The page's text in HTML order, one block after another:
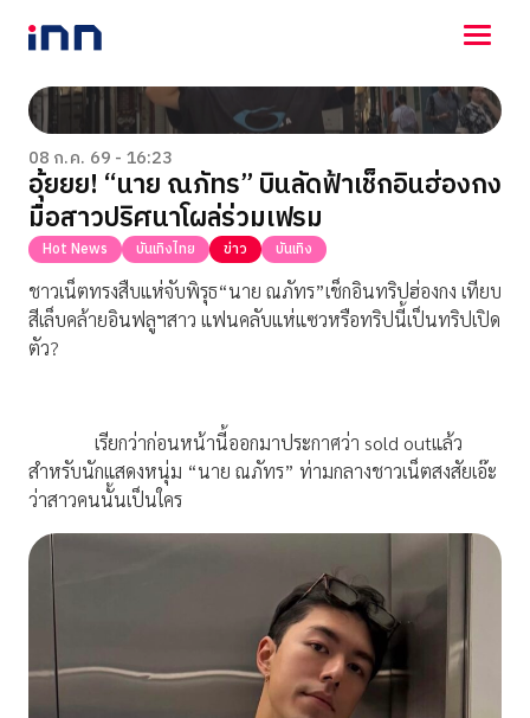
NEWS
ENTERTAINMENT
LIFESTYLE
HOROSCOPE
LOTTERY
VIDEO
ร่วมด้วยช่วยกัน
08 ก.ค. 69 - 16:23
อุ้ยยย! “นาย ณภัทร” บินลัดฟ้าเช็กอินฮ่องกง
มือสาวปริศนาโผล่ร่วมเฟรม
Hot News บันเทิงไทย ข่าว บันเทิง
ชาวเน็ตทรงสืบแห่จับพิรุธ“นาย ณภัทร”เช็กอินทริปฮ่องกง เทียบ
สีเล็บคล้ายอินฟลูฯสาว แฟนคลับแห่แซวหรือทริปนี้เป็นทริปเปิด
ตัว?
เรียกว่าก่อนหน้านี้ออกมาประกาศว่า sold outแล้ว
สำหรับนักแสดงหนุ่ม “นาย ณภัทร” ท่ามกลางชาวเน็ตสงสัยเอ๊ะ
ว่าสาวคนนั้นเป็นใคร